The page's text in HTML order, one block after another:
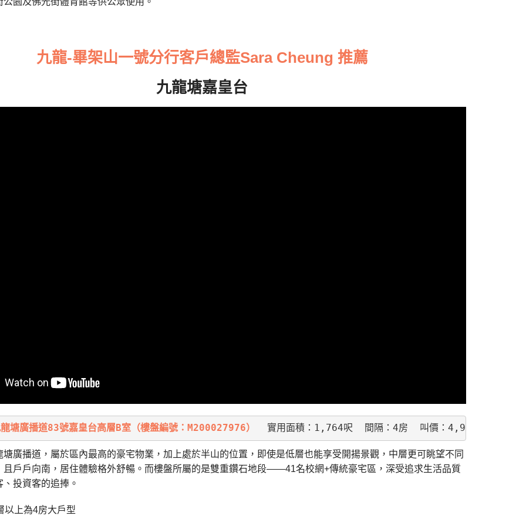
九龍-畢架山一號分行客戶總監Sara Cheung 推薦
九龍塘嘉皇台
塘廣播道83號嘉皇台高層B室（樓盤編號：M200027976）
實用面積：1,764呎  間隔：4房  叫價：4,900萬  賣點：
塘廣播道，屬於區內最高的豪宅物業，加上處於半山的位置，即使是低層也能享受開揚景觀，中層更可眺望不同
且戶戶向南，居住體驗格外舒暢。而樓盤所屬的是雙重鑽石地段——41名校網+傳統豪宅區，深受追求生活品質
投資客的追捧。
以上為4房大戶型